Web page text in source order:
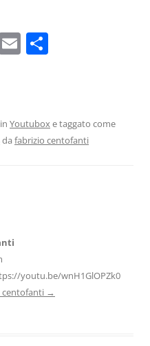
E
vi
di
Youtuboxe taggato come
da fabrizio centofanti
youtu.be/wnH1GlOPZk0
centofanti →